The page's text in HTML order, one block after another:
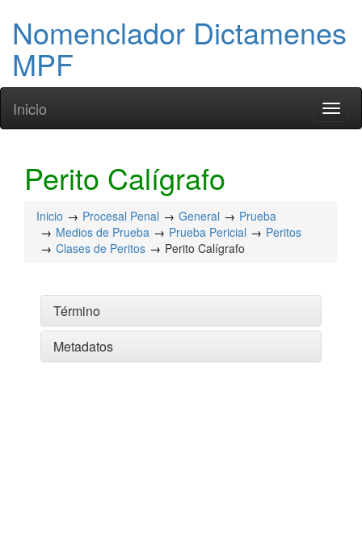
Nomenclador Dictamenes
MPF
Inicio
Perito Calígrafo
Inicio Procesal Penal General
Prueba
Medios de Prueba
Prueba Pericial
Peritos
Clases de Peritos
Perito Calígrafo
Término
Metadatos